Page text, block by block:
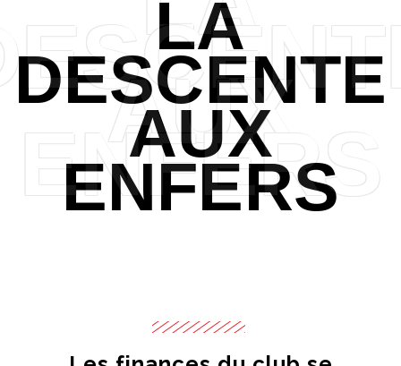
LA
DESCENTE
AUX
ENFERS
AUX
ENFERS